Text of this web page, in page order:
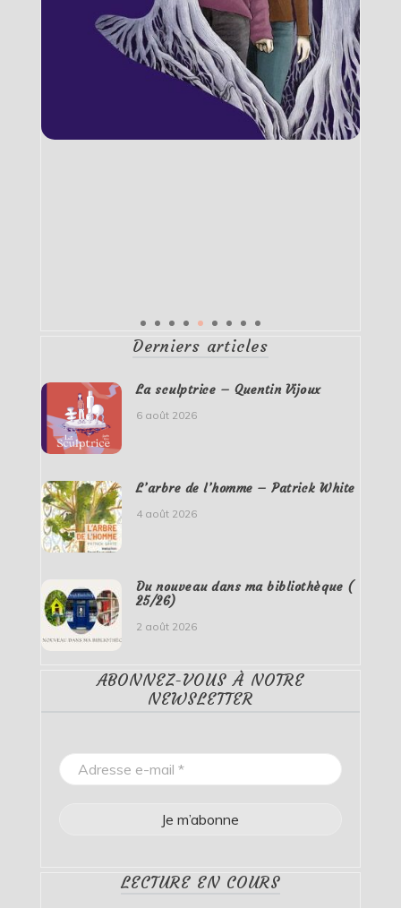
Derniers articles
La sculptrice – Quentin Vijoux
6 août 2026
L’arbre de l’homme – Patrick White
4 août 2026
Du nouveau dans ma bibliothèque (
25/26)
2 août 2026
ABONNEZ-VOUS À NOTRE
NEWSLETTER
LECTURE EN COURS